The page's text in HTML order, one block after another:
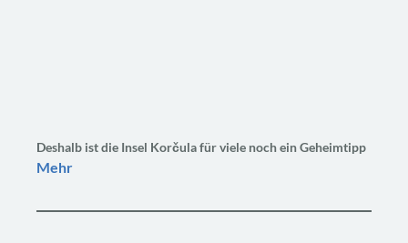
Deshalb ist die Insel Korčula für viele noch ein Geheimtipp
Mehr